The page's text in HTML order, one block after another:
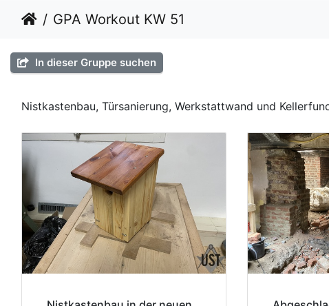
GPA Workout KW 51
In dieser Gruppe suchen
Nistkastenbau, Türsanierung, Werkstattwand und